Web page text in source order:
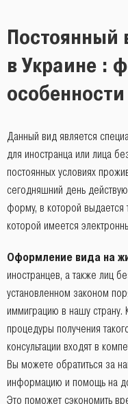
Постоянный
в Украине :
особенности
Данный вид является
для иностранца или лица
постоянных условиях
сегодняшний день
форму, в которой выдается
которой имеется
Оформление вида на
иностранцев, а также лиц
установленном законом
иммиграцию в нашу страну.
процедуры получения
консультации входят в
Вы можете обратиться за
информацию и помощь на
Это поможет сэкономить